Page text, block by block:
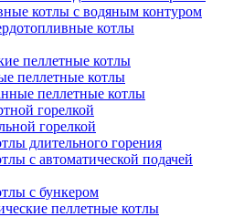
котлы с водяным контуром
котлы
пеллетные котлы
пеллетные котлы
пеллетные котлы
горелкой
горелкой
длительного горения
с автоматической подачей
с бункером
пеллетные котлы